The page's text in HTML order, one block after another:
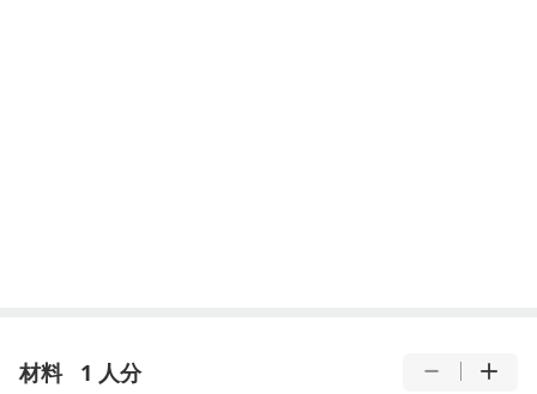
材料 1 人分